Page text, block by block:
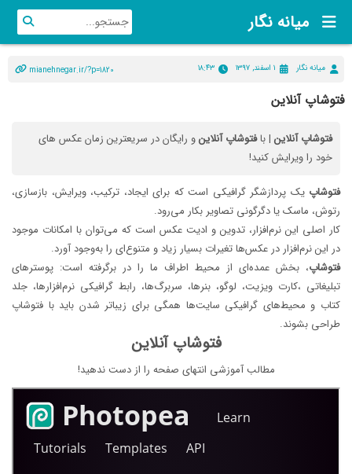
میانه نگار
میانه نگار ۱ اسفند, ۱۳۹۷ ۱۸:۴۳ mianehnegar.ir/?p=1820
فتوشاپ آنلاین
فتوشاپ آنلاین | بافتوشاپ آنلاینو رایگان در سریعترین زمان عکس های
خود را ویرایش کنید!
فتوشاپ یک پردازشگر گرافیکی است که برای ایجاد، ترکیب، ویرایش، بازسازی،
رتوش، ماسک یا دگرگونی تصاویر بکار می‌رود.
کار اصلی این نرم‌افزار، تدوین و ادیت عکس است که می‌توان با امکانات موجود
در این نرم‌افزار در عکس‌ها تغیرات بسیار زیاد و متنوع‌ای را به‌وجود آورد.
فتوشاپ، بخش عمده‌ای از محیط اطراف ما را در برگرفته است: پوسترهای
تبلیغاتی ،کارت ویزیت، لوگو، بنرها، سربرگ‌ها، رابط گرافیکی نرم‌افزارها، جلد
کتاب و محیط‌های گرافیکی سایت‌ها همگی برای زیباتر شدن باید با فتوشاپ
طراحی بشوند.
فتوشاپ آنلاین
مطالب آموزشی انتهای صفحه را از دست ندهید!